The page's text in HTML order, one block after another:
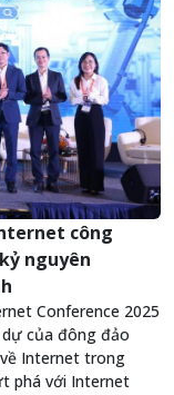
công
nguyên
Conference 2025
của đông đảo
về Internet trong
phá với Internet